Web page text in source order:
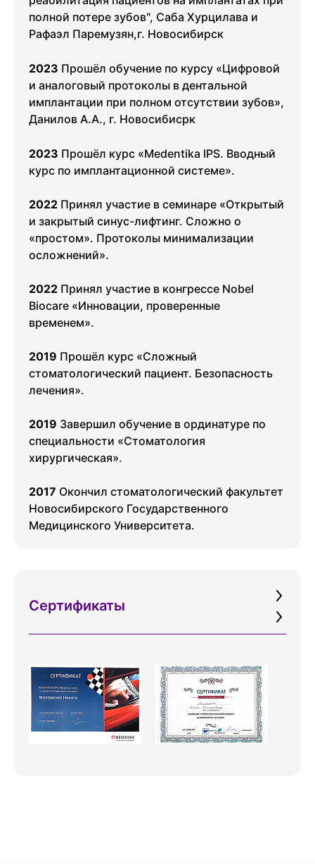
полной потере зубов", Саба Хурцилава и
Рафаэл Паремузян,г. Новосибирск
2023 Прошёл обучение по курсу «Цифровой
и аналоговый протоколы в дентальной
имплантации при полном отсутствии зубов»,
Данилов А.А., г. Новосибисрк
2023 Прошёл курс «Medentika IPS. Вводный
курс по имплантационной системе».
2022 Принял участие в семинаре «Открытый
и закрытый синус-лифтинг. Сложно о
«простом». Протоколы минимализации
осложнений».
2022 Принял участие в конгрессе Nobel
Biocare «Инновации, проверенные
временем».
2019 Прошёл курс «Сложный
стоматологический пациент. Безопасность
лечения».
2019 Завершил обучение в ординатуре по
специальности «Стоматология
хирургическая».
2017 Окончил стоматологический факультет
Новосибирского Государственного
Медицинского Университета.
Сертификаты